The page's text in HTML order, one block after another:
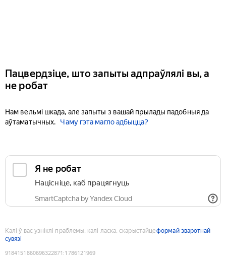
Пацвердзіце, што запыты адпраўлялі вы, а
не робат
Нам вельмі шкада, але запыты з вашай прылады падобныя да
аўтаматычных.
Чаму гэта магло адбыцца?
Я не робат
Націсніце, каб працягнуць
SmartCaptcha by Yandex Cloud
Калі ў вас узніклі праблемы, калі ласка, скарыстайцеформай зваротнай
сувязі
9184151860696322871 :1786121969